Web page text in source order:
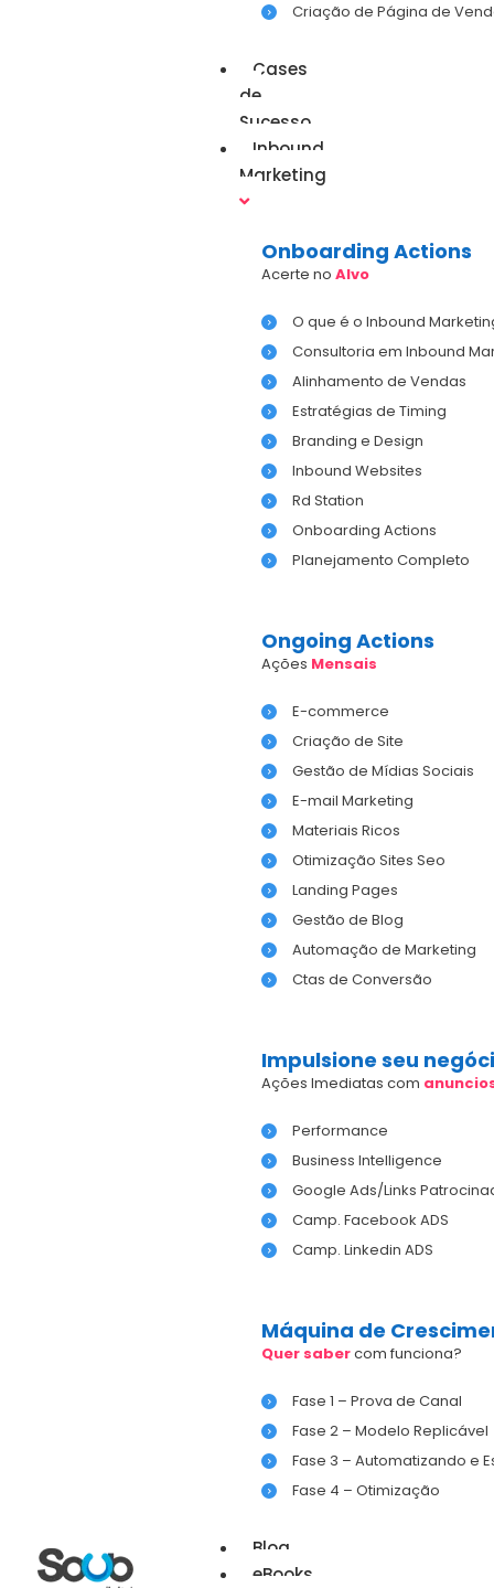
Criação de Página de
Cases
de
Sucesso
Inbound
Marketing
Onboarding Actions
Acerte noAlvo
O que é o Inbound
Consultoria em Inbound
Alinhamento de Vendas
Estratégias de Timing
Branding e Design
Inbound Websites
Rd Station
Onboarding Actions
Planejamento Completo
Ongoing Actions
Ações Mensais
E-commerce
Criação de Site
Gestão de Mídias Sociais
E-mail Marketing
Materiais Ricos
Otimização Sites Seo
Landing Pages
Gestão de Blog
Automação de Marketing
Ctas de Conversão
Impulsione seu
Ações Imediatas com
Performance
Business Intelligence
Google Ads/Links
Camp. Facebook ADS
Camp. Linkedin ADS
Máquina de
Quer sabercom funciona?
Fase 1 – Prova de Canal
Fase 2 – Modelo Replicável
Fase 3 – Automatizando e
Fase 4 – Otimização
Blog
eBooks